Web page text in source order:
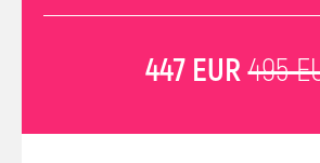
447 EUR495